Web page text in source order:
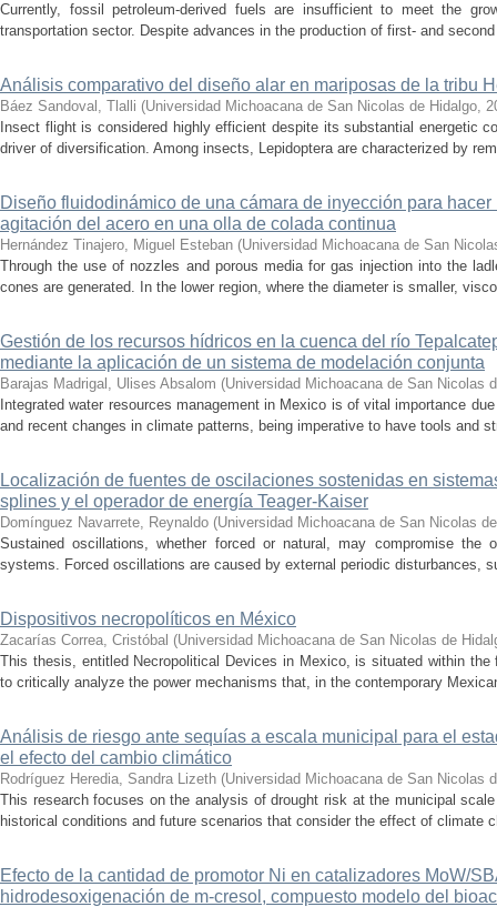
Currently, fossil petroleum-derived fuels are insufficient to meet the
transportation sector. Despite advances in the production of first- and
Análisis comparativo del diseño alar en mariposas de la tribu
Báez Sandoval, Tlalli (Universidad Michoacana de San Nicolas de Hidalgo,
Insect flight is considered highly efficient despite its substantial energetic
driver of diversification. Among insects, Lepidoptera are characterized by
Diseño fluidodinámico de una cámara de inyección para
agitación del acero en una olla de colada continua
Hernández Tinajero, Miguel Esteban (Universidad Michoacana de San
Through the use of nozzles and porous media for gas injection into the
cones are generated. In the lower region, where the diameter is smaller,
Gestión de los recursos hídricos en la cuenca del río
mediante la aplicación de un sistema de modelación conjunta
Barajas Madrigal, Ulises Absalom (Universidad Michoacana de San Nicolas
Integrated water resources management in Mexico is of vital importance
and recent changes in climate patterns, being imperative to have tools and
Localización de fuentes de oscilaciones sostenidas en
splines y el operador de energía Teager-Kaiser
Domínguez Navarrete, Reynaldo (Universidad Michoacana de San Nicolas
Sustained oscillations, whether forced or natural, may compromise the
systems. Forced oscillations are caused by external periodic disturbances,
Dispositivos necropolíticos en México
Zacarías Correa, Cristóbal (Universidad Michoacana de San Nicolas de
This thesis, entitled Necropolitical Devices in Mexico, is situated within
to critically analyze the power mechanisms that, in the contemporary
Análisis de riesgo ante sequías a escala municipal para el
el efecto del cambio climático
Rodríguez Heredia, Sandra Lizeth (Universidad Michoacana de San Nicolas
This research focuses on the analysis of drought risk at the municipal
historical conditions and future scenarios that consider the effect of climate
Efecto de la cantidad de promotor Ni en catalizadores MoW/
hidrodesoxigenación de m-cresol, compuesto modelo del